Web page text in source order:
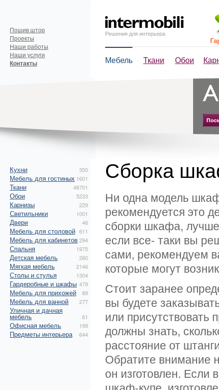
Решения для интерьера
Мебель Ткани Обои
Пошив штор
Проекты
Наши работы
Наши услуги
Контакты
Кухни 350
Мебель для гостиных 1601
Ткани 48701
Обои 5233
Карнизы 229
Светильники 1001
Двери 46
Мебель для столовой 611
Мебель для кабинетов294
Спальня 1975
Детская мебель 260
Мягкая мебель 2146
Столы и стулья 1304
Гардеробные и шкафы 479
Мебель для прихожей 89
Мебель для ванной 277
Уличная и дачная
мебель 61
Офисная мебель 199
Предметы интерьера 644
Сборка
Ни одна модель
рекомендуется это
сборки шкафа,
если все- таки вы
сами, рекомендуем
которые могут
Стоит заранее
вы будете
или присутствовать
должны знать,
расстояние от
Обратите внимание
он изготовлен. Если